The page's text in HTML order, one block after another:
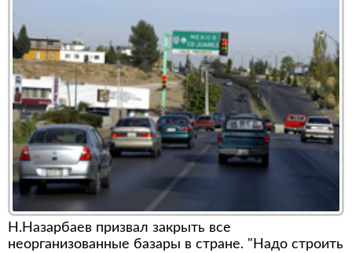
Н.Назарбаев призвал закрыть все
неорганизованные базары в стране. "Надо строить